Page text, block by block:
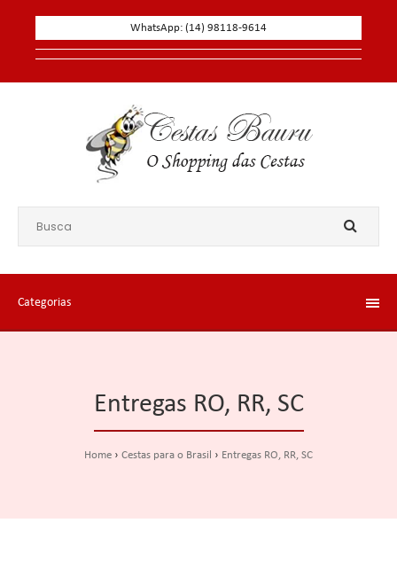
WhatsApp: (14) 98118-9614
Categorias
Entregas RO, RR, SC
Home Cestas para o Brasil Entregas RO, RR, SC